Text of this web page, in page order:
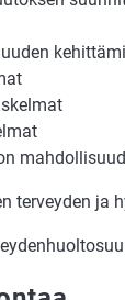
terveyden ja